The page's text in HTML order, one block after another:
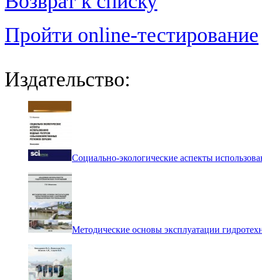
Пройти online-тестирование
Издательство:
Социально-экологические аспекты
Методические основы эксплуатации